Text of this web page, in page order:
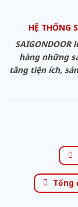
HỆ THỐNG
hàng những
tăng tiện ích,
Tổng